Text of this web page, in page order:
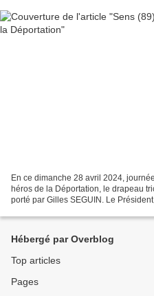
En ce dimanche 28 avril 2024,
héros de la Déportation, le drapeau
porté par Gilles SEGUIN. Le
Hébergé par Overblog
Top articles
Pages